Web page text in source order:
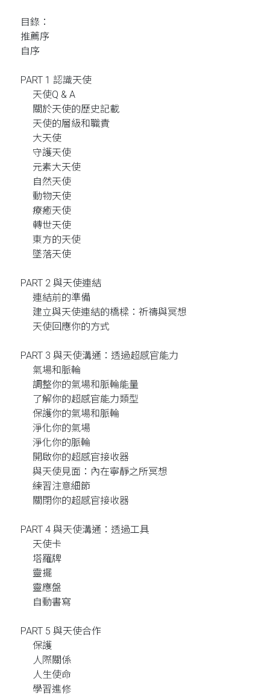
目錄：
推薦序
自序
PART 1 認識天使
天使Q & A
關於天使的歷史記載
天使的層級和職責
大天使
守護天使
元素大天使
自然天使
動物天使
療癒天使
轉世天使
東方的天使
墜落天使
PART 2 與天使連結
連結前的準備
建立與天使連結的橋樑：祈禱與冥想
天使回應你的方式
PART 3 與天使溝通：透過超感官能力
氣場和脈輪
調整你的氣場和脈輪能量
了解你的超感官能力類型
保護你的氣場和脈輪
淨化你的氣場
淨化你的脈輪
開啟你的超感官接收器
與天使見面：內在寧靜之所冥想
練習注意細節
關閉你的超感官接收器
PART 4 與天使溝通：透過工具
天使卡
塔羅牌
靈擺
靈應盤
自動書寫
PART 5 與天使合作
保護
人際關係
人生使命
學習進修